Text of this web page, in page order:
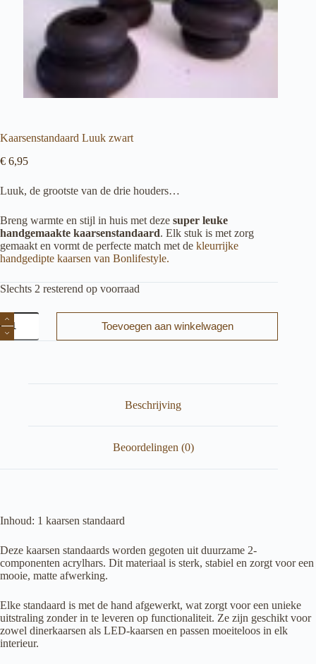
Kaarsenstandaard Luuk zwart
€ 6,95
Luuk, de grootste van de drie houders…
Breng warmte en stijl in huis met deze super leuke
handgemaakte kaarsenstandaard. Elk stuk is met zorg
gemaakt en vormt de perfecte match met de kleurrijke
handgedipte kaarsen van Bonlifestyle.
Slechts 2 resterend op voorraad
Kaarsenstandaard
Luuk
zwart
Toevoegen aan winkelwagen
Beschrijving
Beoordelingen (0)
Inhoud: 1 kaarsen standaard
Deze kaarsen standaards worden gegoten uit duurzame 2-
componenten acrylhars. Dit materiaal is sterk, stabiel en zorgt voor een
mooie, matte afwerking.
Elke standaard is met de hand afgewerkt, wat zorgt voor een unieke
uitstraling zonder in te leveren op functionaliteit. Ze zijn geschikt voor
zowel dinerkaarsen als LED-kaarsen en passen moeiteloos in elk
interieur.